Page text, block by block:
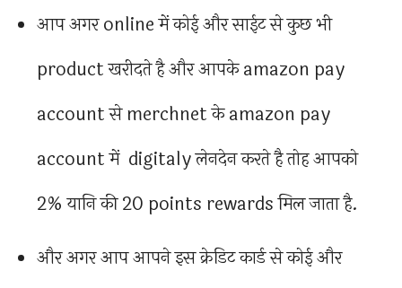
आप अगर online में कोई और साईट से कुछ भी
product खरीदते है और आपके amazon pay
account से merchnet के amazon pay
account में digitaly लेनदेन करते है तोह आपको
2% यानि की 20 points rewards मिल जाता है.
और अगर आप आपने इस क्रेडिट कार्ड से कोई और